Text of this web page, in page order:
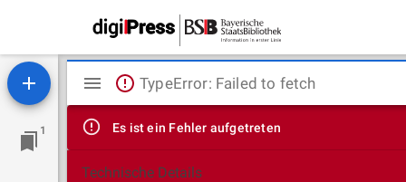
1
Mirador
Viewer
TypeError: Failed to fetch
Es ist ein Fehler aufgetreten
Technische Details